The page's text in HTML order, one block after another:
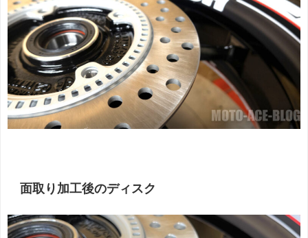
面取り加工後のディスク